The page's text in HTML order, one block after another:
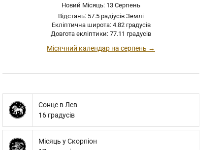
Новий Місяць: 13 Серпень
Відстань: 57.5 радіусів Землі
Екліптична широта: 4.82 градусів
Довгота екліптики: 77.11 градусів
Місячний календар на серпень →
Сонце в Лев
16 градусів
Місяць у Скорпіон